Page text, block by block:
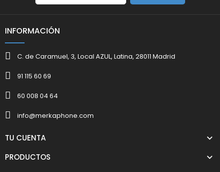
INFORMACIÓN
C. de Caramuel, 3, Local AZUL, Latina, 28011 Madrid
91 115 60 69
60 008 04 64
info@merkaphone.com
TU CUENTA
PRODUCTOS